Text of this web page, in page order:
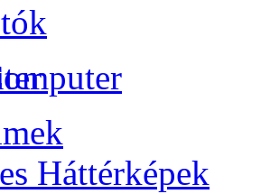
Háttérképek